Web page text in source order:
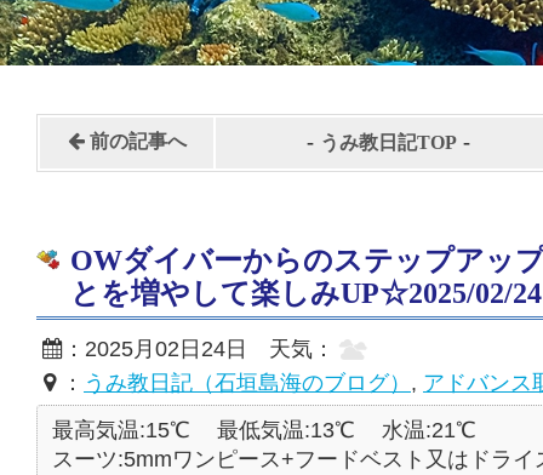
前の記事へ - うみ教日記TOP -
OWダイバーからのステップアッ
とを増やして楽しみUP☆2025/02/24
：2025月02日24日 天気：
： うみ教日記（石垣島海のブログ） , アドバンス
最高気温:15℃
最低気温:13℃
水温:21℃
スーツ:5mmワンピース+フードベスト又はドライ